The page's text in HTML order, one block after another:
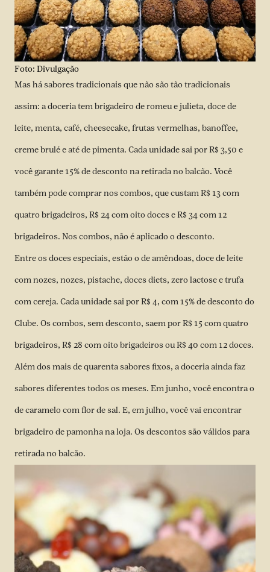
Foto: Divulgação
Mas há sabores tradicionais que não são tão tradicionais
assim: a doceria tem brigadeiro de romeu e julieta, doce de
leite, menta, café, cheesecake, frutas vermelhas, banoffee,
creme brulé e até de pimenta. Cada unidade sai por R$ 3,50 e
você garante 15% de desconto na retirada no balcão. Você
também pode comprar nos combos, que custam R$ 13 com
quatro brigadeiros, R$ 24 com oito doces e R$ 34 com 12
brigadeiros. Nos combos, não é aplicado o desconto.
Entre os doces especiais, estão o de amêndoas, doce de leite
com nozes, nozes, pistache, doces diets, zero lactose e trufa
com cereja. Cada unidade sai por R$ 4, com 15% de desconto do
Clube. Os combos, sem desconto, saem por R$ 15 com quatro
brigadeiros, R$ 28 com oito brigadeiros ou R$ 40 com 12 doces.
Além dos mais de quarenta sabores fixos, a doceria ainda faz
sabores diferentes todos os meses. Em junho, você encontra o
de caramelo com flor de sal. E, em julho, você vai encontrar
brigadeiro de pamonha na loja. Os descontos são válidos para
retirada no balcão.